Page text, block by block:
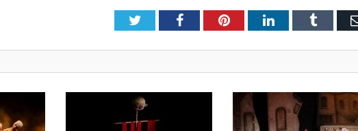
TwitterFacebookPinterestLinkedInTumblr